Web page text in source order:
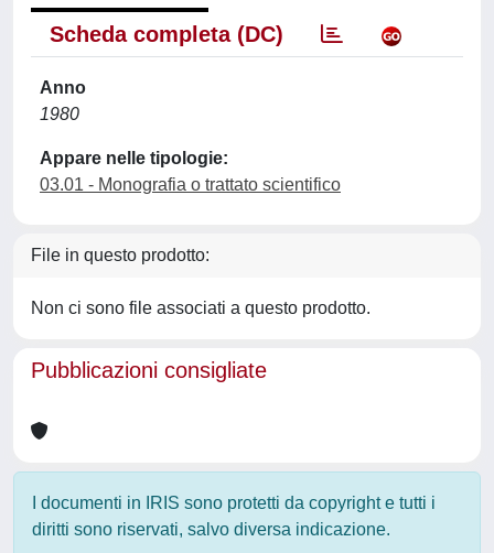
Scheda completa (DC)
Anno
1980
Appare nelle tipologie:
03.01 - Monografia o trattato scientifico
File in questo prodotto:
Non ci sono file associati a questo prodotto.
Pubblicazioni consigliate
I documenti in IRIS sono protetti da copyright e tutti i
diritti sono riservati, salvo diversa indicazione.